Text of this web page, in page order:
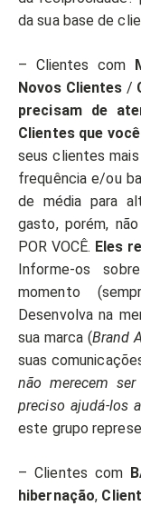
da sua base de
– Clientes com
Novos Clientes /
precisam de
Clientes que
seus clientes
frequência e/ou
de média para
gasto, porém,
POR VOCÊ. Eles
Informe-os
momento
Desenvolva na
sua marca (Brand
suas
não merecem
preciso ajudá-los
este grupo
– Clientes com
hibernação,